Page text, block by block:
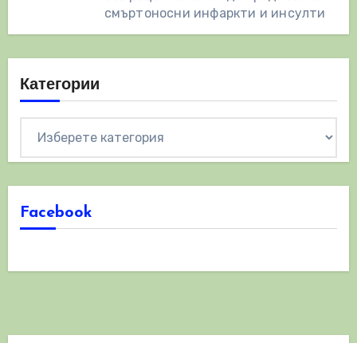
смъртоносни инфаркти и инсулти
Категории
Facebook